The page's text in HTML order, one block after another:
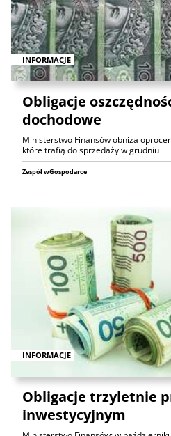
INFORMACJE
Obligacje
dochodowe
Ministerstwo Finansów obniża
które trafią do sprzedaży w grudniu
Zespół wGospodarce
INFORMACJE
Obligacje trzyletnie
inwestycyjnym